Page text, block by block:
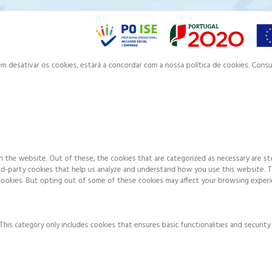
desativar os cookies, estará a concordar com a nossa política de cookies.
website. Out of these, the cookies that are categorized as necessary are
cookies that help us analyze and understand how you use this website.
But opting out of some of these cookies may affect your browsing
category only includes cookies that ensures basic functionalities and